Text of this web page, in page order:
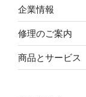
企業情報
修理のご案内
商品とサービス